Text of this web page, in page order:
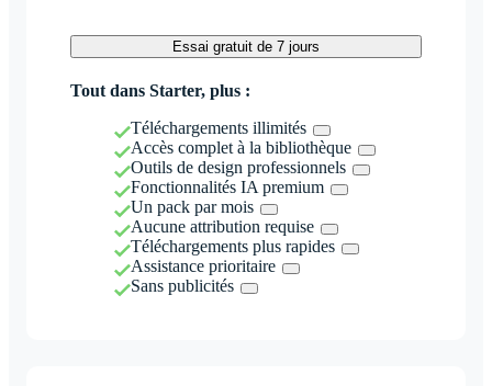
Essai gratuit de 7 jours
Tout dans Starter, plus :
Téléchargements illimités
Accès complet à la bibliothèque
Outils de design professionnels
Fonctionnalités IA premium
Un pack par mois
Aucune attribution requise
Téléchargements plus rapides
Assistance prioritaire
Sans publicités